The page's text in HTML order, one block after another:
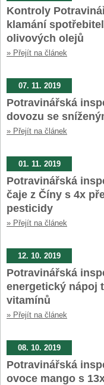
Kontroly
klamání
olivových olejů
» Přejít na článek
07. 11. 2019
Potravinářská
dovozu se
» Přejít na článek
01. 11. 2019
Potravinářská
čaje z Číny s 4x
pesticidy
» Přejít na článek
12. 10. 2019
Potravinářská
energetický nápoj
vitamínů
» Přejít na článek
08. 10. 2019
Potravinářská
ovoce mango s